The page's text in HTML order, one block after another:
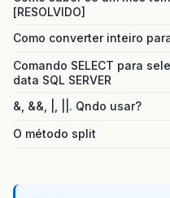
[RESOLVIDO]
Como converter inteiro
Comando SELECT para
data SQL SERVER
&, &&, |, ||. Qndo usar?
O método split